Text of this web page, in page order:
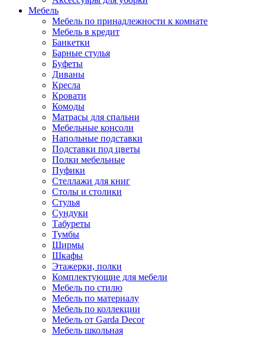
Мебель
Мебель по принадлежности к комнате
Мебель в кредит
Банкетки
Барные стулья
Буфеты
Диваны
Кресла
Кровати
Комоды
Матрасы для спальни
Мебельные консоли
Напольные подставки
Подставки под цветы
Полки мебельные
Пуфики
Стеллажи для книг
Столы и столики
Стулья
Сундуки
Табуреты
Тумбы
Ширмы
Шкафы
Этажерки, полки
Комплектующие для мебели
Мебель по стилю
Мебель по материалу
Мебель по коллекции
Мебель от Garda Decor
Мебель школьная